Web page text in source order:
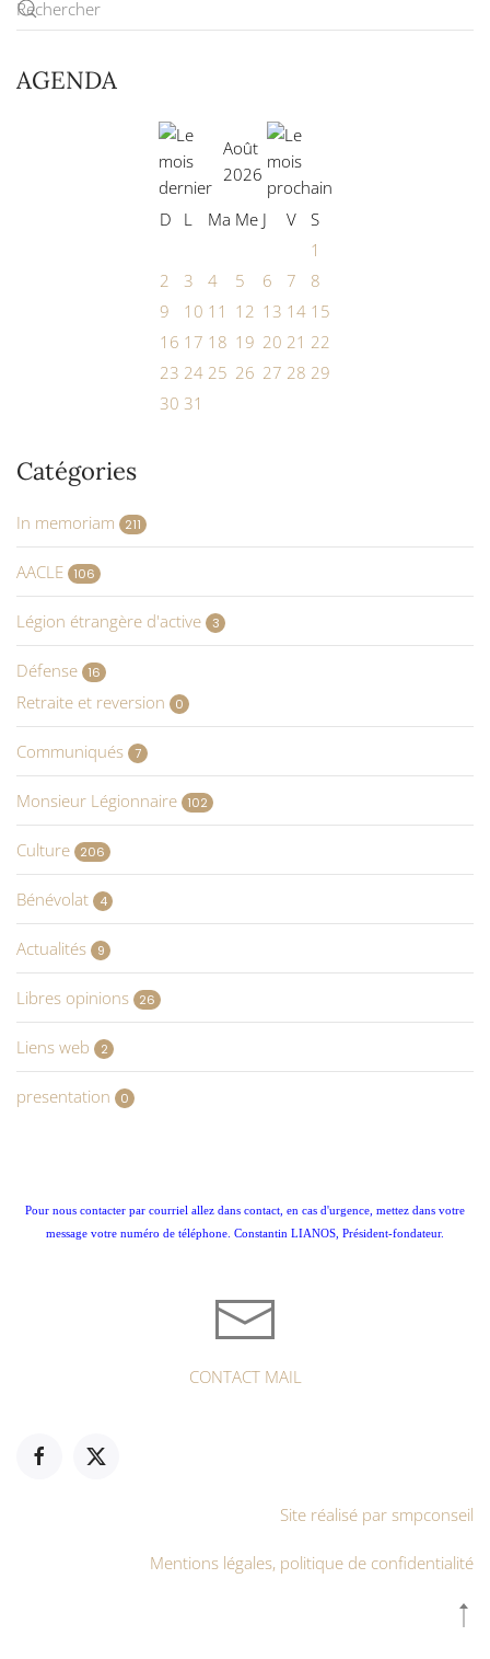
AGENDA
Août
2026
D L Ma Me J V
S
1
2
3 4 5 6 7
8
9
10 11 12 13 14 15
16 17 18 19 20 21 22
23 24 25 26 27 28 29
30 31
Catégories
In memoriam 211
AACLE 106
Légion étrangère d'active 3
Défense 16
Retraite et reversion 0
Communiqués 7
Monsieur Légionnaire 102
Culture 206
Bénévolat 4
Actualités 9
Libres opinions 26
Liens web 2
presentation 0
Pour nous contacter par courriel allez dans contact, en cas d'urgence, mettez dans votre
message votre numéro de téléphone. Constantin LIANOS, Président-fondateur.
CONTACT MAIL
Site réalisé par smpconseil
Mentions légales, politique de confidentialité